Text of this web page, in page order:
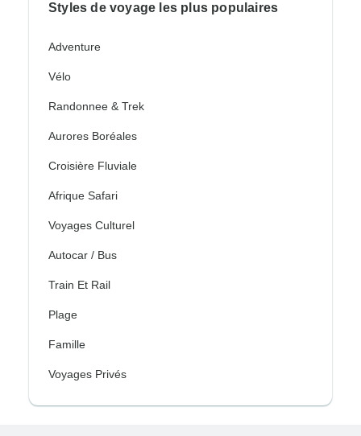
Styles de voyage les plus populaires
Adventure
Vélo
Randonnee & Trek
Aurores Boréales
Croisière Fluviale
Afrique Safari
Voyages Culturel
Autocar / Bus
Train Et Rail
Plage
Famille
Voyages Privés